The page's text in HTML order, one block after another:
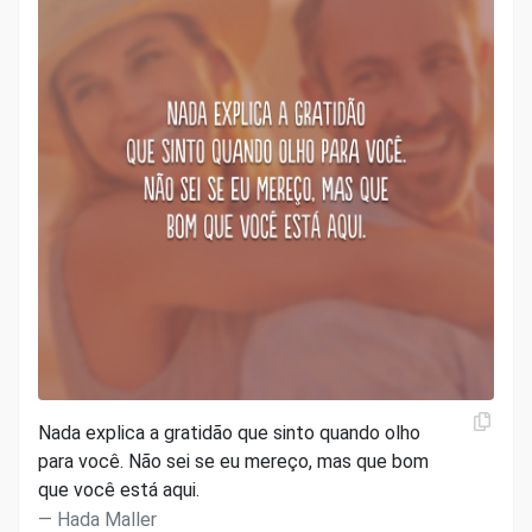
Nada explica a gratidão que sinto quando olho
para você. Não sei se eu mereço, mas que bom
que você está aqui.
Hada Maller